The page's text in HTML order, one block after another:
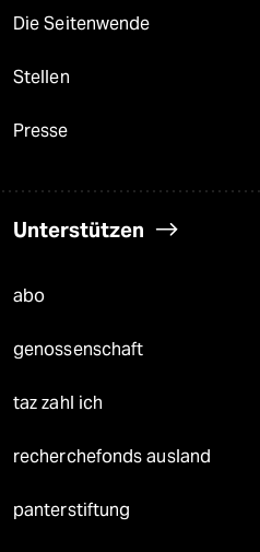
Die Seitenwende
Stellen
Presse
Unterstützen
abo
genossenschaft
taz zahl ich
recherchefonds ausland
panterstiftung